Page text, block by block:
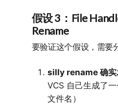
假设 3：File
Rename
要验证这个假设，需要
silly rename 确实
VCS 自己生成了一
文件名）